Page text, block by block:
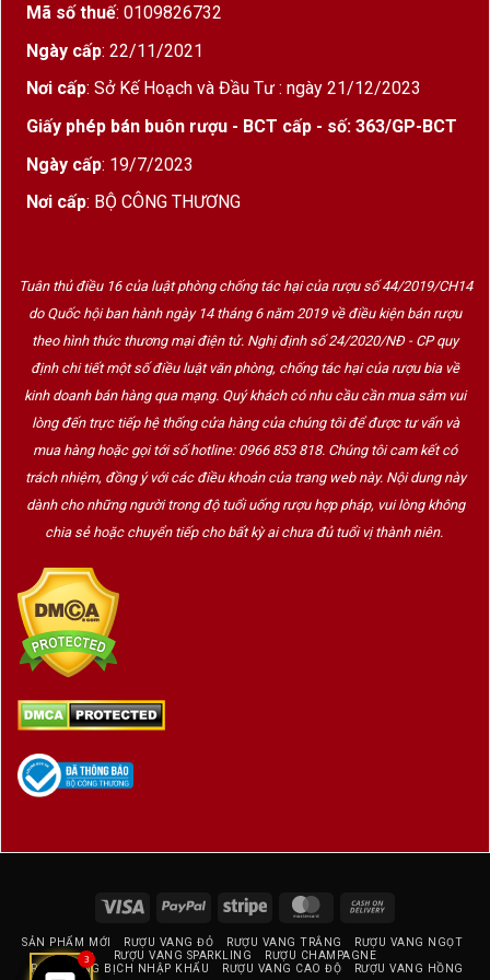
với vani, hạt dẻ và kẹo bơ.
HẬU VỊ: Đậm đà và lưu luyến.
Các loại rượu Cognac
Đẳng Cấp Vương Giả Trong Thế GiớiWhisky
Chivas Regal
Giới thiệu thương hiệu Chivas Brothers
Chivas Brothers
cất rượu whisky lâu đời và danh giá bậc nhất tại
Scotland. Với hơn 200 năm di sản, thương hiệu
này đã mang đến hai dòng rượu whisky huyền
thoại:Chivas Regal
vàRoyal Salute
gia.
Ra mắt từ năm 1909,Chivas Regallà
pha trộn hoàn hảo giữa các loại malt whisky và
grain whisky từ vùng Speyside.
Mã số thuế: 0109826732
Ngày cấp: 22/11/2021
Nơi cấp: Sở Kế Hoạch và Đầu Tư : ngày 21/12/2023
Giấy phép bán buôn rượu - BCT cấp - số: 363/GP-BCT
Ngày cấp: 19/7/2023
Nơi cấp: BỘ CÔNG THƯƠNG
Tuân thủ điều 16 của luật phòng chống tác hại của rượu số 44/2019/CH14
do Quốc hội ban hành ngày 14 tháng 6 năm 2019 về điều kiện bán rượu
theo hình thức thương mại điện tử. Nghị định số 24/2020/NĐ - CP quy
định chi tiết một số điều luật văn phòng, chống tác hại của rượu bia về
kinh doanh bán hàng qua mạng. Quý khách có nhu cầu cần mua sắm vui
lòng đến trực tiếp hệ thống cửa hàng của chúng tôi để được tư vấn và
mua hàng hoặc gọi tới số hotline: 0966 853 818. Chúng tôi cam kết có
trách nhiệm, đồng ý với các điều khoản của trang web này. Nội dung này
dành cho những người trong độ tuổi uống rượu hợp pháp, vui lòng không
chia sẻ hoặc chuyển tiếp cho bất kỳ ai chưa đủ tuổi vị thành niên.
Visa PayPal Stripe MasterCard
Delivery
SẢN PHẨM MỚI RƯỢU VANG ĐỎ RƯỢU VANG TRẮNG
RƯỢU VANG NGỌT
RƯỢU VANG SPARKLING
RƯỢU CHAMPAGNE
RƯỢU VANG BỊCH NHẬP KHẨU
RƯỢU VANG CAO ĐỘ RƯỢU VANG HỒNG
3